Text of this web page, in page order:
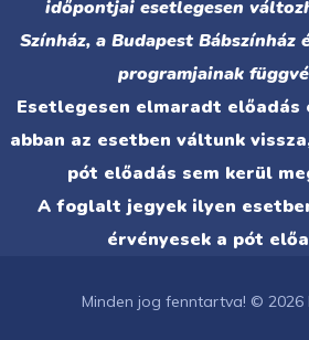
időpontjai esetlegesen
Színház, a Budapest Bábszínház
programjainak
Esetlegesen elmaradt előadás
abban az esetben váltunk
pót előadás sem kerül
A foglalt jegyek ilyen
érvényesek a pót
Minden jog fenntartva! © 2026